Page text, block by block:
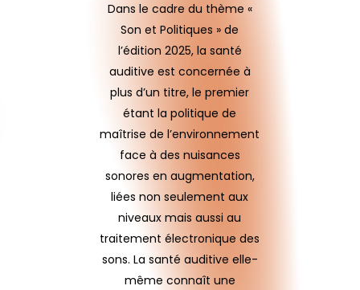
Dans le cadre du thème «
Son et Politiques » de
l’édition 2025, la santé
auditive est concernée à
plus d’un titre, le premier
étant la politique de
maîtrise de l’environnement
face à des nuisances
sonores en augmentation,
liées non seulement aux
niveaux mais aussi au
traitement électronique des
sons. La santé auditive elle-
même connaît une